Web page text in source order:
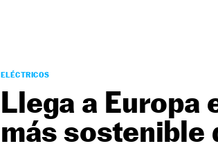
ELÉCTRICOS
Llega a Europa
más sostenible